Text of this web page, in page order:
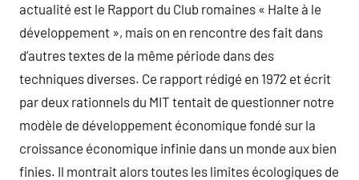
actualité est le Rapport du Club romaines « Halte à le
développement », mais on en rencontre des fait dans
d’autres textes de la même période dans des
techniques diverses. Ce rapport rédigé en 1972 et écrit
par deux rationnels du MIT tentait de questionner notre
modèle de développement économique fondé sur la
croissance économique infinie dans un monde aux bien
finies. Il montrait alors toutes les limites écologiques de